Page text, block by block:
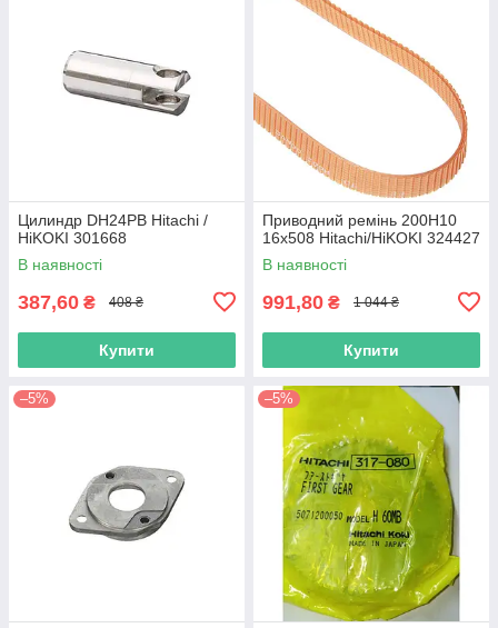
Цилиндр DH24PB Hitachi /
HiKOKI 301668
В наявності
387,60 ₴ 408 ₴
Купити
Приводний ремінь 200Н10
16х508 Hitachi/HiKOKI 324427
В наявності
991,80 ₴ 1 044 ₴
Купити
–5% –5%